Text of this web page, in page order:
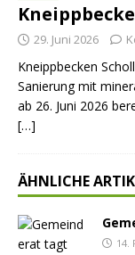
29. Juni 2026
Kneippbecken
Sanierung mit
ab 26. Juni 2026
[…]
ÄHNLICHE
14.